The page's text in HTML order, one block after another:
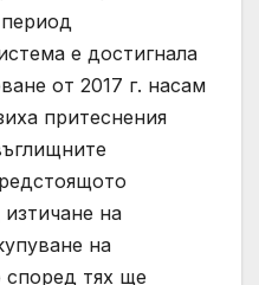
е достигнала
от 2017 г. насам
притеснения
на
на
според тях ще